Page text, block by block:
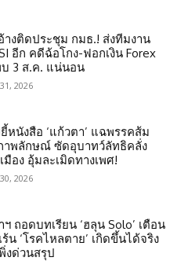
อ้างติดประชุม กมธ.! ส่งทีมงาน
อีก คดีฉ้อโกง-ฟอกเงิน Forex
บ 3 ส.ค. แน่นอน
2026
หนังสือ ‘แก้วตา’ แฉพรรคส้ม
าพลักษณ์ ซัดอุบาทว์ลัทธิคลั่ง
มือง อุ้มละเมิดทางเพศ!
2026
ถอดบทเรียน ‘ฮลุน Solo’ เตือน
น ‘โรคไหลตาย’ เกิดขึ้นได้จริง
งด่วนสรุป